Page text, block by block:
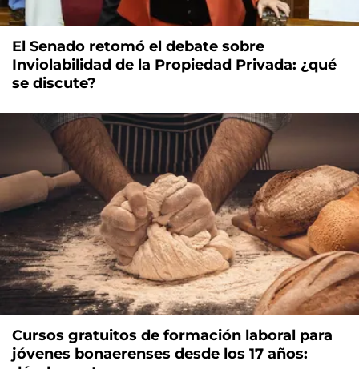
El Senado retomó el debate sobre
Inviolabilidad de la Propiedad Privada: ¿qué
se discute?
Cursos gratuitos de formación laboral para
jóvenes bonaerenses desde los 17 años: